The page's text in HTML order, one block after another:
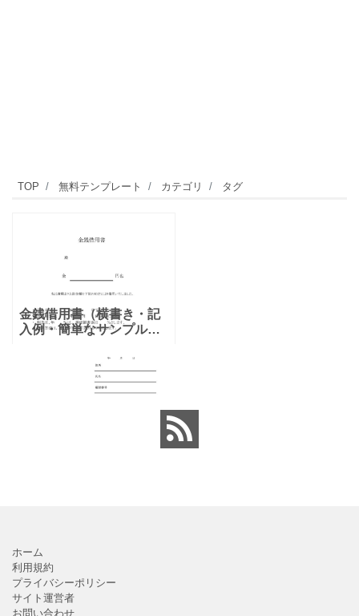
TOP 無料テンプレート カテゴリ タグ
金銭借用書（横書き・記
入例・簡単なサンプルあ
ンプレートとなります。
借用書は正しい借用書の
書き方を行わないと効力
ホーム
利用規約
プライバシーポリシー
サイト運営者
お問い合わせ